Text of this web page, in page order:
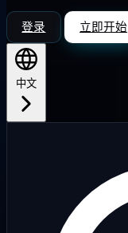
登录 立即开始
中文